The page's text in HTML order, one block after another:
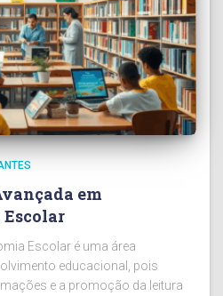
em
Escolar é uma área
educacional, pois
e a promoção da leitura